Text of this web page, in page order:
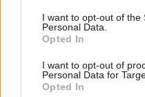
consent section.
I want to opt-out of the
Personal Data.
Opted In
I want to opt-out of
Personal Data for
Opted In
Szuhoj SupeJet-100